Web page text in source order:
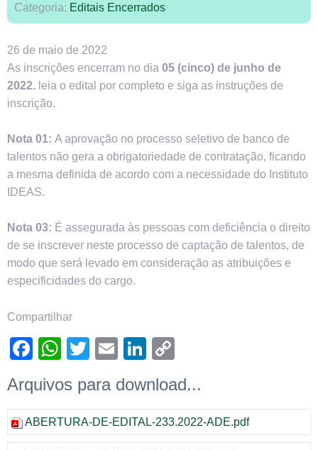
Categoria: Editais Encerrados
26 de maio de 2022
As inscrições encerram no dia 05 (cinco) de junho de
2022. leia o edital por completo e siga as instruções de
inscrição.
Nota 01: A aprovação no processo seletivo de banco de
talentos não gera a obrigatoriedade de contratação, ficando
a mesma definida de acordo com a necessidade do Instituto
IDEAS.
Nota 03: É assegurada às pessoas com deficiência o direito
de se inscrever neste processo de captação de talentos, de
modo que será levado em consideração as atribuições e
especificidades do cargo.
Compartilhar
Facebook
WhatsApp
Twitter
EmailLinkedIn
Arquivos para download...
ABERTURA-DE-EDITAL-233.2022-ADE.pdf